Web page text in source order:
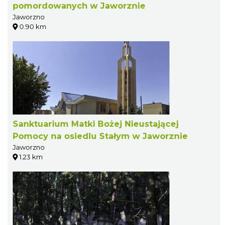
pomordowanych w Jaworznie
Jaworzno
0.90 km
Sanktuarium Matki Bożej Nieustającej
Pomocy na osiedlu Stałym w Jaworznie
Jaworzno
1.23 km